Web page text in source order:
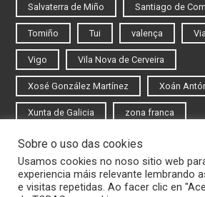
Salvaterra de Miño Santiago de
Tomiño Tui valença
Vigo Vila Nova de Cerveira
Xosé González Martínez Xoán
Xunta de Galicia zona franca
Iniciar sesión
Rexistrarse
Sobre o uso das cookies
Usamos cookies no noso sitio web
experiencia máis relevante lembrando
e visitas repetidas. Ao facer clic en